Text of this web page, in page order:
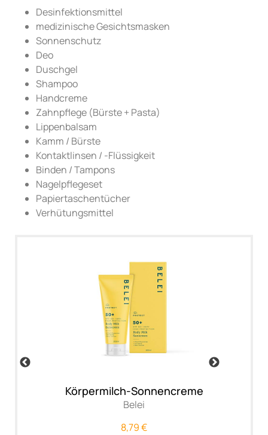
Desinfektionsmittel
medizinische Gesichtsmasken
Sonnenschutz
Deo
Duschgel
Shampoo
Handcreme
Zahnpflege (Bürste + Pasta)
Lippenbalsam
Kamm / Bürste
Kontaktlinsen / -Flüssigkeit
Binden / Tampons
Nagelpflegeset
Papiertaschentücher
Verhütungsmittel
Körpermilch-Sonnencreme
Belei
8,79 €